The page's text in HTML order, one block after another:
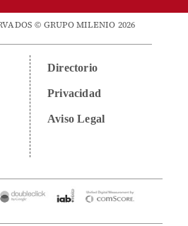
© GRUPO MILENIO 2026
Directorio
Privacidad
Aviso Legal